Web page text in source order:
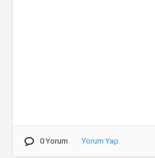
0 Yorum Yorum Yap